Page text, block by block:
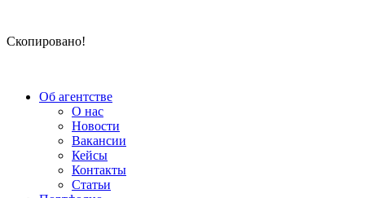
Скопировано!
Об агентстве
О нас
Новости
Вакансии
Кейсы
Контакты
Статьи